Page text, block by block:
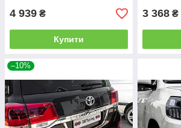
4 939 ₴
Купити
3 368 ₴
–10%